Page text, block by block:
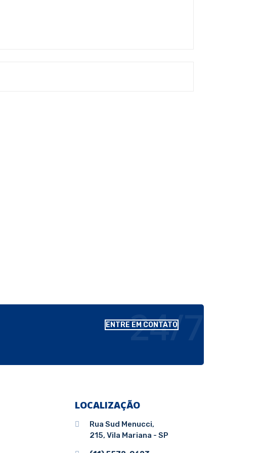
24/7
ENTRE EM CONTATO
LOCALIZAÇÃO
Rua Sud Menucci,
215, Vila Mariana - SP